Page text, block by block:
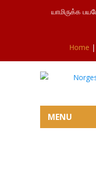
யாமிருக்க
Home |
MENU